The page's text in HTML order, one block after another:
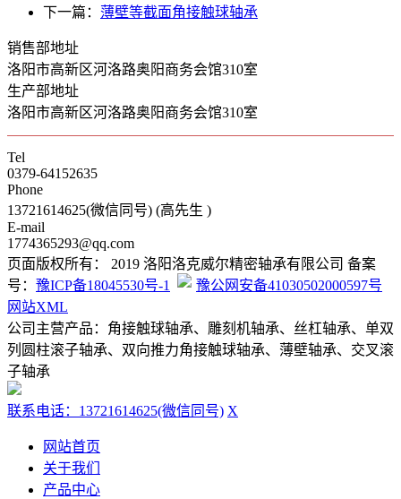
下一篇： 薄壁等截面角接触球轴承
销售部地址
洛阳市高新区河洛路奥阳商务会馆310室
生产部地址
洛阳市高新区河洛路奥阳商务会馆310室
Tel
0379-64152635
Phone
13721614625(微信同号) (高先生 )
E-mail
1774365293@qq.com
页面版权所有： 2019 洛阳洛克威尔精密轴承有限公司 备案
号： 豫ICP备18045530号-1
豫公网安备41030502000597号
网站XML
公司主营产品：角接触球轴承、雕刻机轴承、丝杠轴承、单双
列圆柱滚子轴承、双向推力角接触球轴承、薄壁轴承、交叉滚
子轴承
联系电话：13721614625(微信同号) X
网站首页
关于我们
产品中心